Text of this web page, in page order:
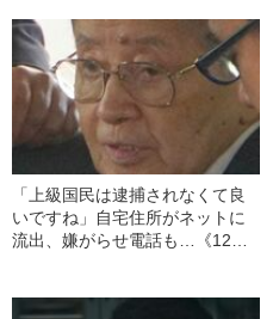
「上級国民は逮捕されなくて良
いですね」自宅住所がネットに
流出、嫌がらせ電話も…《12人